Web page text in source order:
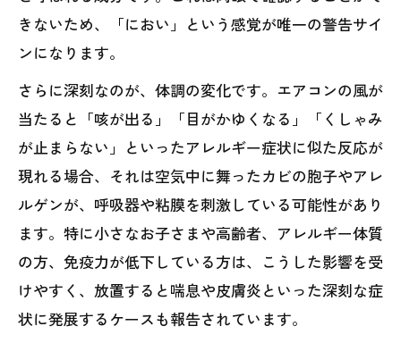
きないため、「におい」という感覚が唯一の警告サイ
ンになります。
さらに深刻なのが、体調の変化です。エアコンの風が
当たると「咳が出る」「目がかゆくなる」「くしゃみ
が止まらない」といったアレルギー症状に似た反応が
現れる場合、それは空気中に舞ったカビの胞子やアレ
ルゲンが、呼吸器や粘膜を刺激している可能性があり
ます。特に小さなお子さまや高齢者、アレルギー体質
の方、免疫力が低下している方は、こうした影響を受
けやすく、放置すると喘息や皮膚炎といった深刻な症
状に発展するケースも報告されています。